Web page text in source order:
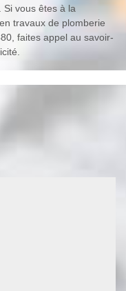
vous êtes à la
travaux de plomberie
faites appel au savoir-